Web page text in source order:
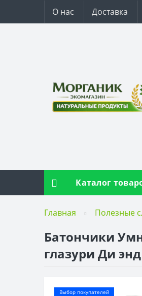
О нас Доставка
Каталог
Главная Полезные
Батончики
глазури Ди
Выбор покупателей